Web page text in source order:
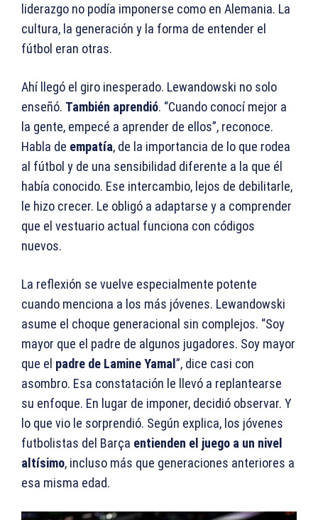
liderazgo no podía imponerse como en Alemania. La
cultura, la generación y la forma de entender el
fútbol eran otras.
Ahí llegó el giro inesperado. Lewandowski no solo
enseñó. También aprendió. “Cuando conocí mejor a
la gente, empecé a aprender de ellos”, reconoce.
Habla de empatía, de la importancia de lo que rodea
al fútbol y de una sensibilidad diferente a la que él
había conocido. Ese intercambio, lejos de debilitarle,
le hizo crecer. Le obligó a adaptarse y a comprender
que el vestuario actual funciona con códigos
nuevos.
La reflexión se vuelve especialmente potente
cuando menciona a los más jóvenes. Lewandowski
asume el choque generacional sin complejos. “Soy
mayor que el padre de algunos jugadores. Soy mayor
que el padre de Lamine Yamal”, dice casi con
asombro. Esa constatación le llevó a replantearse
su enfoque. En lugar de imponer, decidió observar. Y
lo que vio le sorprendió. Según explica, los jóvenes
futbolistas del Barça entienden el juego a un nivel
altísimo, incluso más que generaciones anteriores a
esa misma edad.